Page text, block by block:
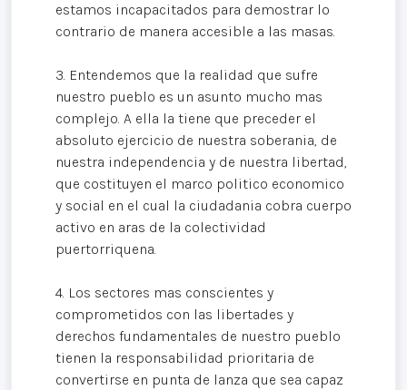
estamos incapacitados para demostrar lo
contrario de manera accesible a las masas.
3. Entendemos que la realidad que sufre
nuestro pueblo es un asunto mucho mas
complejo. A ella la tiene que preceder el
absoluto ejercicio de nuestra soberania, de
nuestra independencia y de nuestra libertad,
que costituyen el marco politico economico
y social en el cual la ciudadania cobra cuerpo
activo en aras de la colectividad
puertorriquena.
4. Los sectores mas conscientes y
comprometidos con las libertades y
derechos fundamentales de nuestro pueblo
tienen la responsabilidad prioritaria de
convertirse en punta de lanza que sea capaz